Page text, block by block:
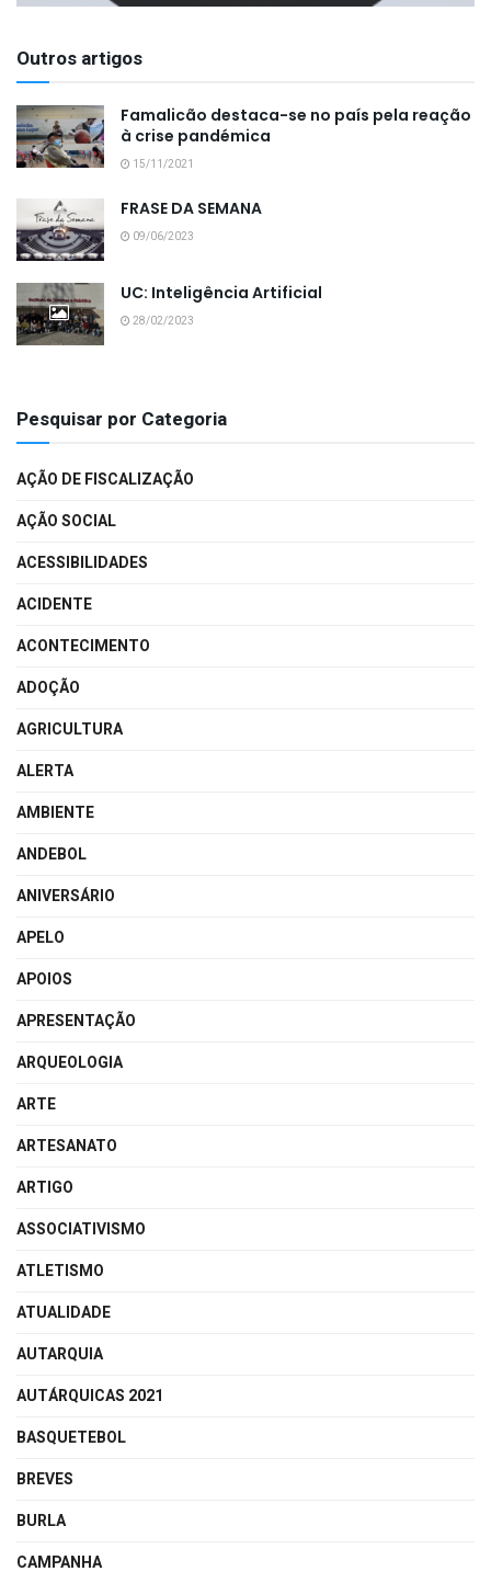
Outros artigos
Famalicão destaca-se no país pela reação
à crise pandémica
15/11/2021
FRASE DA SEMANA
09/06/2023
UC: Inteligência Artificial
28/02/2023
Pesquisar por Categoria
AÇÃO DE FISCALIZAÇÃO
AÇÃO SOCIAL
ACESSIBILIDADES
ACIDENTE
ACONTECIMENTO
ADOÇÃO
AGRICULTURA
ALERTA
AMBIENTE
ANDEBOL
ANIVERSÁRIO
APELO
APOIOS
APRESENTAÇÃO
ARQUEOLOGIA
ARTE
ARTESANATO
ARTIGO
ASSOCIATIVISMO
ATLETISMO
ATUALIDADE
AUTARQUIA
AUTÁRQUICAS 2021
BASQUETEBOL
BREVES
BURLA
CAMPANHA